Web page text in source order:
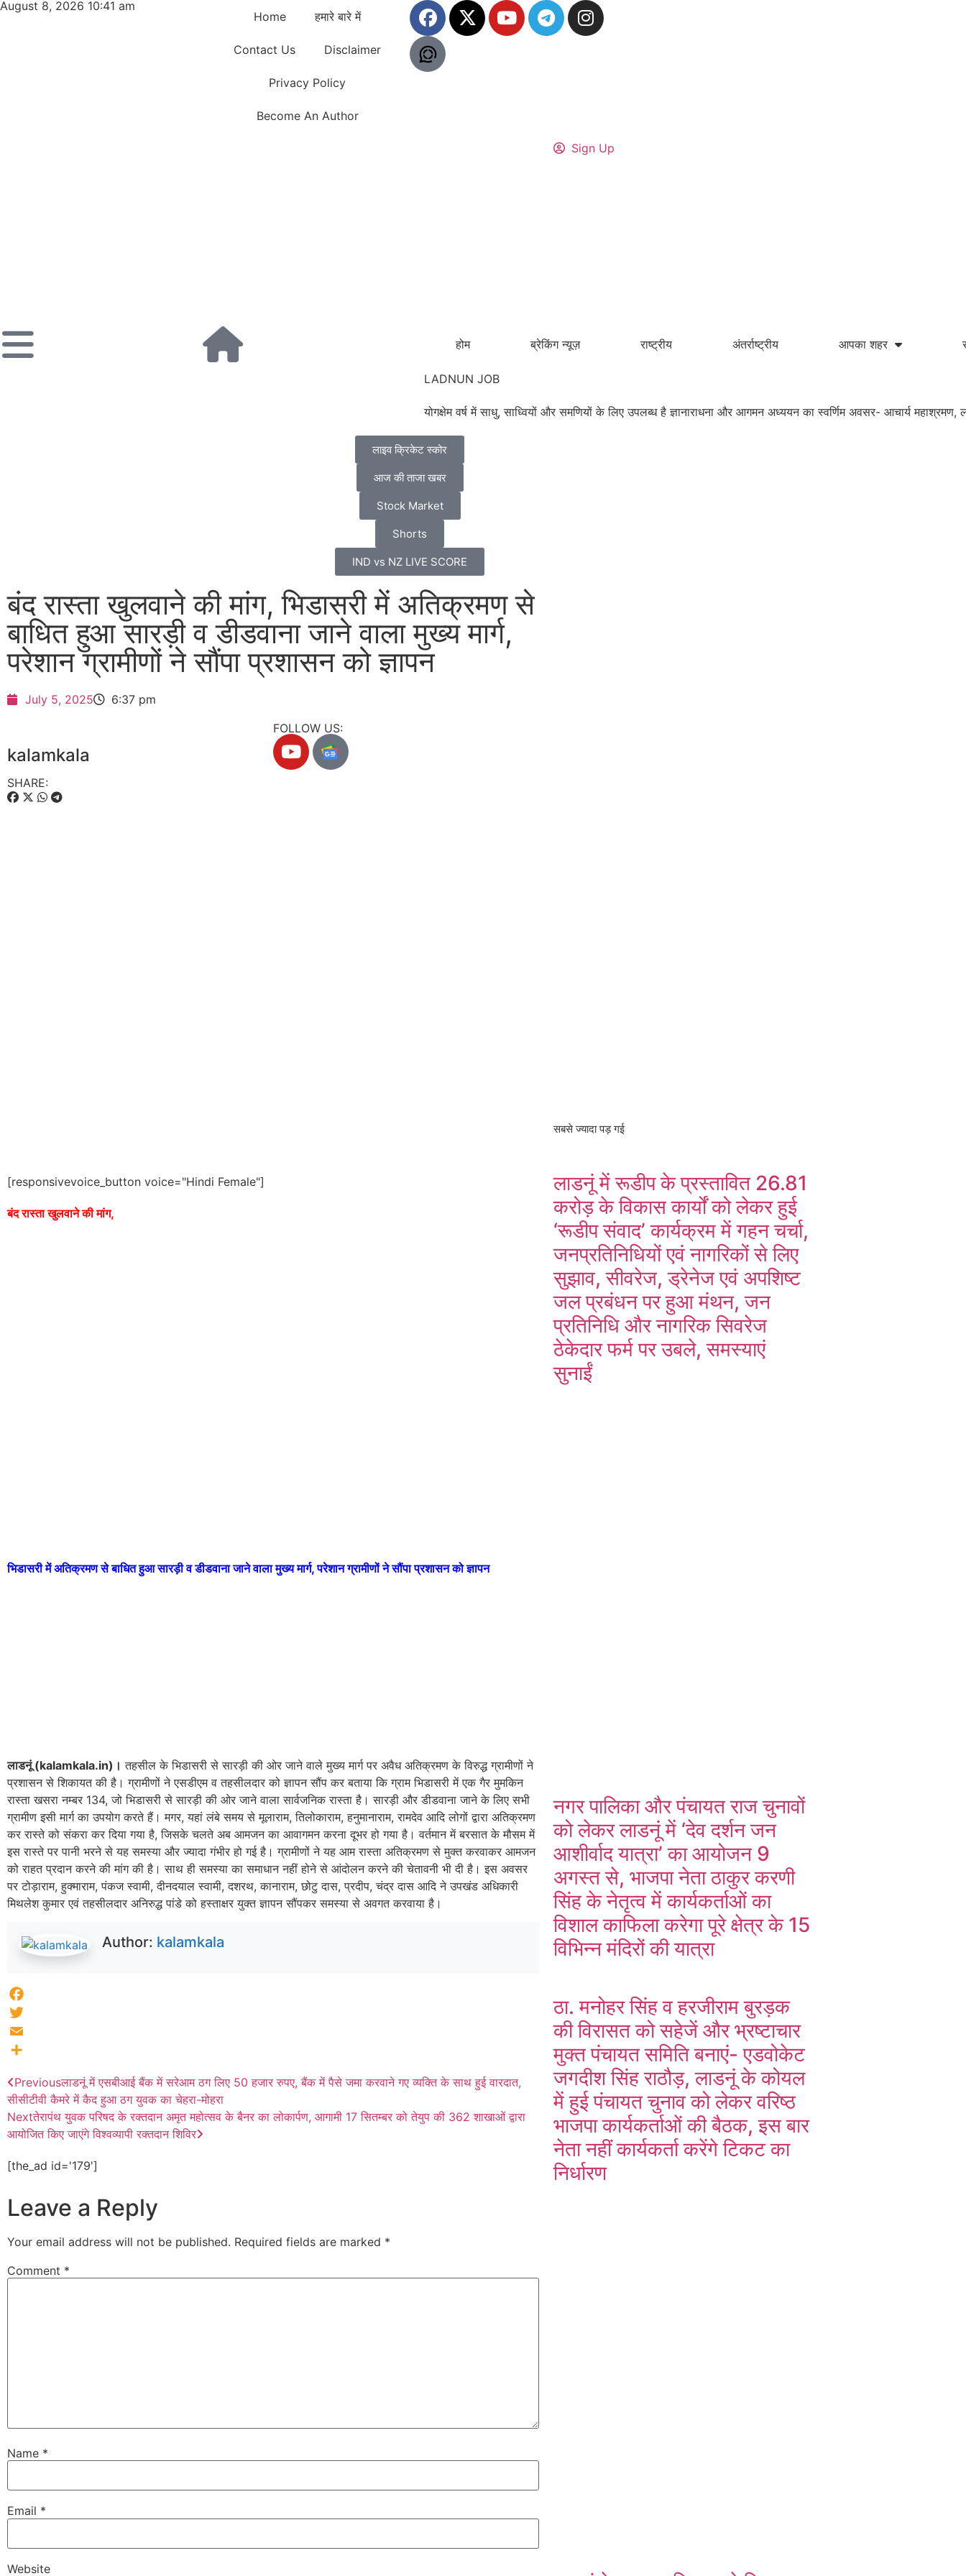
August 8, 2026 10:41 am
Home हमारे बारे में
Contact Us Disclaimer
Privacy Policy
Become An Author
Sign Up
होम ब्रेकिंग न्यूज़ राष्ट्रीय अंतर्राष्ट्रीय आपका शहर
LADNUN JOB
योगक्षेम वर्ष में साधु, साध्वियों और समणियों के लिए उपलब्ध है ज्ञानाराधना और आगमन अध्ययन का स्वर्णिम अवसर- आचार्य
लाइव क्रिकेट स्कोर
आज की ताजा खबर
Stock Market
Shorts
IND vs NZ LIVE SCORE
बंद रास्ता खुलवाने की मांग, भिडासरी में अतिक्रमण से
बाधित हुआ सारड़ी व डीडवाना जाने वाला मुख्य मार्ग,
परेशान ग्रामीणों ने सौंपा प्रशासन को ज्ञापन
July 5, 2025 6:37 pm
kalamkala
FOLLOW US:
SHARE:
[responsivevoice_button voice="Hindi Female"]
बंद रास्ता खुलवाने की मांग,
भिडासरी में अतिक्रमण से बाधित हुआ सारड़ी व डीडवाना जाने वाला मुख्य मार्ग, परेशान ग्रामीणों ने सौंपा प्रशासन को ज्ञापन
लाडनूं (kalamkala.in)। तहसील के भिडासरी से सारड़ी की ओर जाने वाले मुख्य मार्ग पर अवैध अतिक्रमण के विरुद्ध ग्रामीणों ने
प्रशासन से शिकायत की है। ग्रामीणों ने एसडीएम व तहसीलदार को ज्ञापन सौंप कर बताया कि ग्राम भिडासरी में एक गैर मुमकिन
रास्ता खसरा नम्बर 134, जो भिडासरी से सारड़ी की ओर जाने वाला सार्वजनिक रास्ता है। सारड़ी और डीडवाना जाने के लिए सभी
ग्रामीण इसी मार्ग का उपयोग करते हैं। मगर, यहां लंबे समय से मूलाराम, तिलोकाराम, हनुमानाराम, रामदेव आदि लोगों द्वारा अतिक्रमण
कर रास्ते को संकरा कर दिया गया है, जिसके चलते अब आमजन का आवागमन करना दूभर हो गया है। वर्तमान में बरसात के मौसम में
इस रास्ते पर पानी भरने से यह समस्या और ज्यादा गंभीर हो गई है। ग्रामीणों ने यह आम रास्ता अतिक्रमण से मुक्त करवाकर आमजन
को राहत प्रदान करने की मांग की है। साथ ही समस्या का समाधान नहीं होने से आंदोलन करने की चेतावनी भी दी है। इस अवसर
पर टोड़ाराम, हुक्माराम, पंकज स्वामी, दीनदयाल स्वामी, दशरथ, कानाराम, छोटु दास, प्रदीप, चंद्र दास आदि ने उपखंड अधिकारी
मिथलेश कुमार एवं तहसीलदार अनिरुद्ध पांडे को हस्ताक्षर युक्त ज्ञापन सौंपकर समस्या से अवगत करवाया है।
Author: kalamkala
Facebook
Twitter
Email
Previousलाडनूं में एसबीआई बैंक में सरेआम ठग लिए 50 हजार रुपए, बैंक में पैसे जमा करवाने गए व्यक्ति के साथ हुई वारदात,
सीसीटीवी कैमरे में कैद हुआ ठग युवक का चेहरा-मोहरा
Nextतेरापंथ युवक परिषद के रक्तदान अमृत महोत्सव के बैनर का लोकार्पण, आगामी 17 सितम्बर को तेयुप की 362 शाखाओं द्वारा
आयोजित किए जाएंगे विश्वव्यापी रक्तदान शिविर
[the_ad id='179']
Leave a Reply
Your email address will not be published. Required fields are marked *
Comment *
Name *
Email *
Website
सबसे ज्यादा पड़ गई
लाडनूं में रूडीप के प्रस्तावित 26.81
करोड़ के विकास कार्यों को लेकर हुई
‘रूडीप संवाद’ कार्यक्रम में गहन चर्चा,
जनप्रतिनिधियों एवं नागरिकों से लिए
सुझाव, सीवरेज, ड्रेनेज एवं अपशिष्ट
जल प्रबंधन पर हुआ मंथन, जन
प्रतिनिधि और नागरिक सिवरेज
ठेकेदार फर्म पर उबले, समस्याएं
सुनाईं
नगर पालिका और पंचायत राज चुनावों
को लेकर लाडनूं में ‘देव दर्शन जन
आशीर्वाद यात्रा’ का आयोजन 9
अगस्त से, भाजपा नेता ठाकुर करणी
सिंह के नेतृत्व में कार्यकर्ताओं का
विशाल काफिला करेगा पूरे क्षेत्र के 15
विभिन्न मंदिरों की यात्रा
ठा. मनोहर सिंह व हरजीराम बुरड़क
की विरासत को सहेजें और भ्रष्टाचार
मुक्त पंचायत समिति बनाएं- एडवोकेट
जगदीश सिंह राठौड़, लाडनूं के कोयल
में हुई पंचायत चुनाव को लेकर वरिष्ठ
भाजपा कार्यकर्ताओं की बैठक, इस बार
नेता नहीं कार्यकर्ता करेंगे टिकट का
निर्धारण